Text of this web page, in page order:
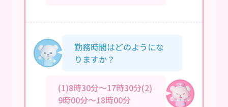
勤務時間はどのようにな
りますか？
(1)8時30分～17時30分(2)
9時00分～18時00分